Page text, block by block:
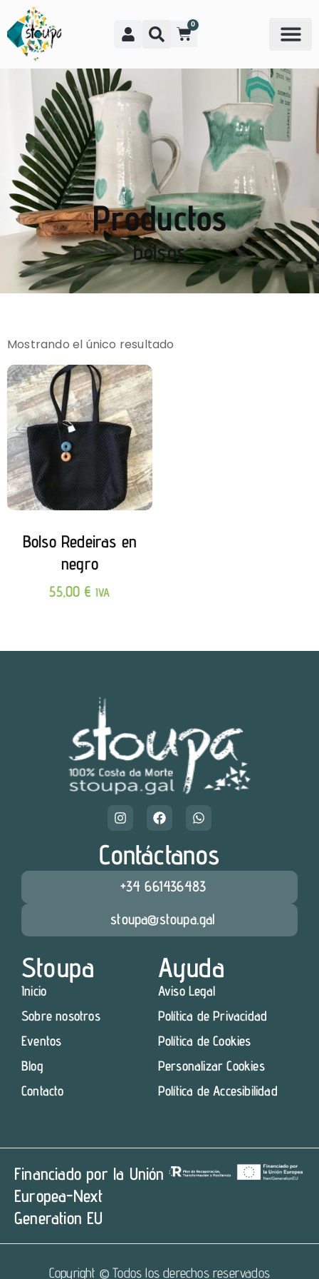
0
Productos
bolsos
Mostrando el único resultado
Bolso Redeiras en
negro
55,00 € IVA
Stoupa
Inicio
Sobre nosotros
Eventos
Blog
Contacto
Ayuda
Aviso Legal
Política de Privacidad
Política de Cookies
Personalizar Cookies
Política de Accesibilidad
Contáctanos
+34 661436483
stoupa@stoupa.gal
Financiado por la Unión
Europea-Next
Generation EU
Copyright © Todos los derechos reservados